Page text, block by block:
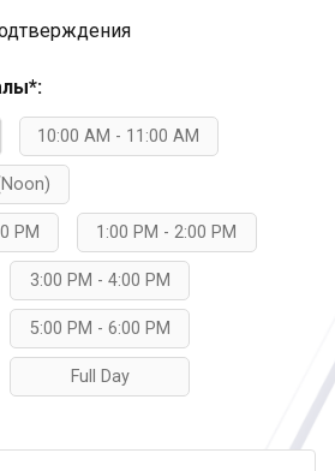
10:00 AM - 11:00 AM
PM 1:00 PM - 2:00 PM
3:00 PM - 4:00 PM
5:00 PM - 6:00 PM
Full Day